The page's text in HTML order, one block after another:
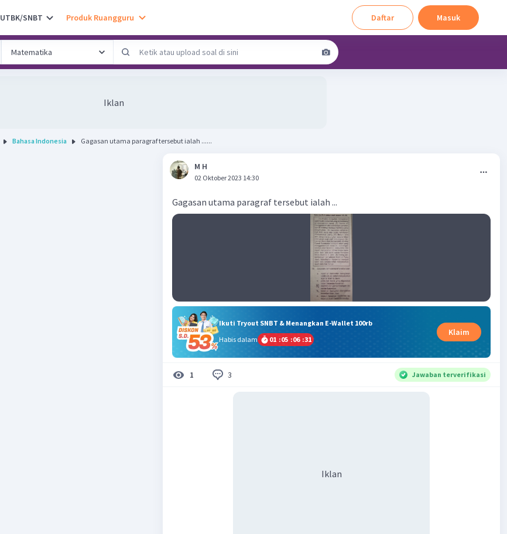
UTBK/SNBT Produk Ruangguru Daftar Masuk
Iklan
Bahasa Indonesia Gagasan utama paragraf tersebut ialah ......
M H
02 Oktober 2023 14:30
Gagasan utama paragraf tersebut ialah ...
Ikuti Tryout SNBT & Menangkan E-Wallet 100rb
Habis dalam
01 :05 :06 :30
Klaim
1 3 Jawaban terverifikasi
Iklan